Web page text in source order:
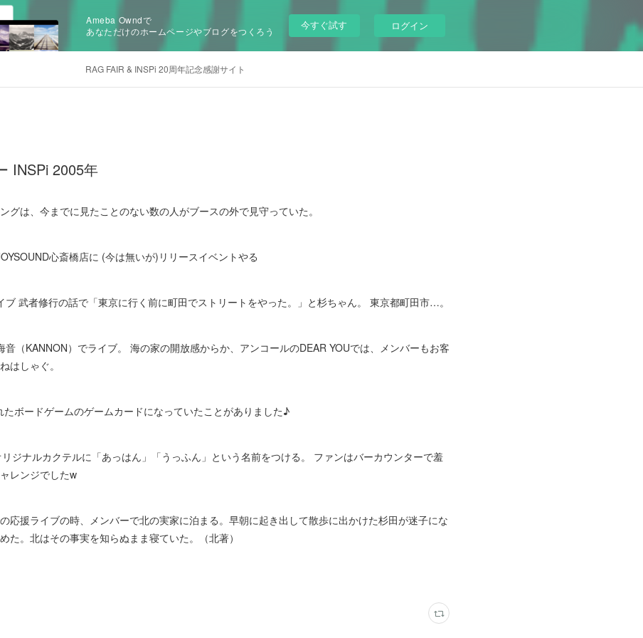
Ameba Owndで
あなただけのホームページやブログをつくろう
今すぐ試す ログイン
RAG FAIR & INSPi 20周年記念感謝サイト
INSPi 2005年
グは、今までに見たことのない数の人がブースの外で見守っていた。
心斎橋店に (今は無いが)リリースイベントやる
武者修行の話で「東京に行く前に町田でストリートをやった。」と杉ちゃん。 東京都町田市…。
（KANNON）でライブ。 海の家の開放感からか、アンコールのDEAR YOUでは、メンバーもお客
はしゃぐ。
ボードゲームのゲームカードになっていたことがありました♪
ジナルカクテルに「あっはん」「うっふん」という名前をつける。 ファンはバーカウンターで羞
レンジでしたw
応援ライブの時、メンバーで北の実家に泊まる。早朝に起き出して散歩に出かけた杉田が迷子にな
た。北はその事実を知らぬまま寝ていた。（北著）